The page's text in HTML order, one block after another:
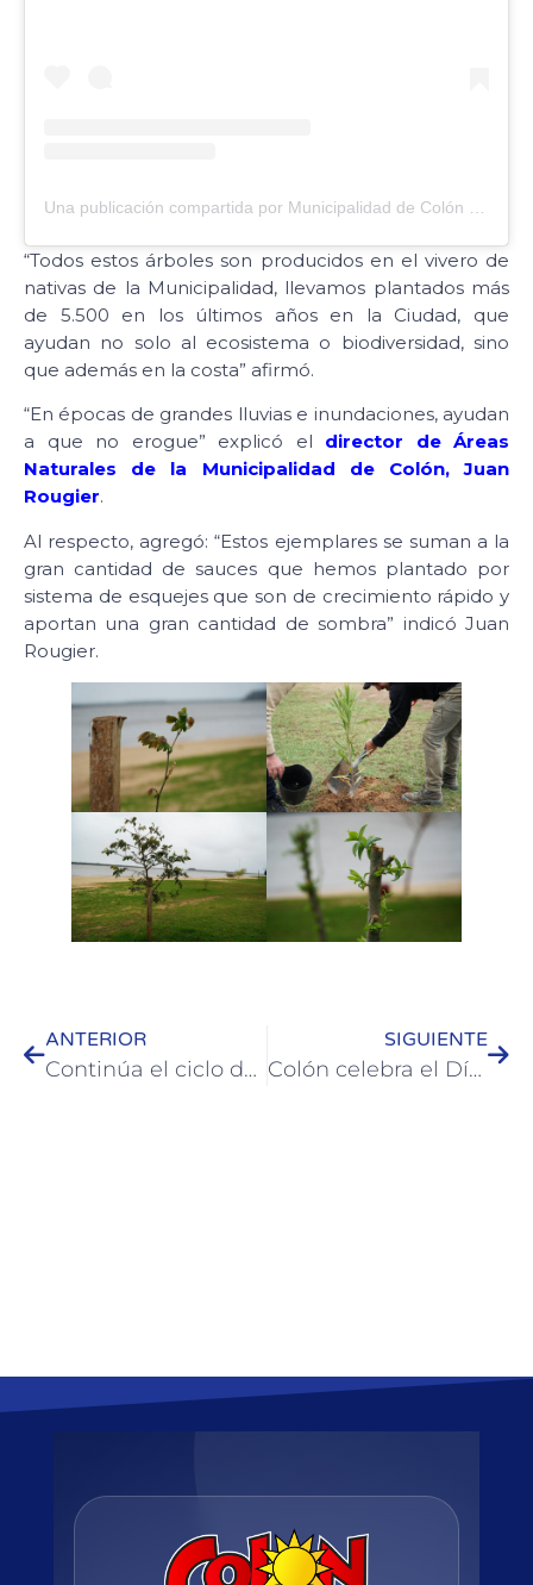
“Todos estos árboles son producidos en el vivero de
nativas de la Municipalidad, llevamos plantados más
de 5.500 en los últimos años en la Ciudad, que
ayudan no solo al ecosistema o biodiversidad, sino
que además en la costa” afirmó.
“En épocas de grandes lluvias e inundaciones, ayudan
a que no erogue” explicó el director de Áreas
Naturales de la Municipalidad de Colón, Juan
Rougier.
Al respecto, agregó: “Estos ejemplares se suman a la
gran cantidad de sauces que hemos plantado por
sistema de esquejes que son de crecimiento rápido y
aportan una gran cantidad de sombra” indicó Juan
Rougier.
ANTERIOR
Continúa el ciclo de formación para Cuidadores de Adultos Mayores en Colón
SIGUIENTE
Colón celebra el Día Internacional del Turismo con una serie de actividades